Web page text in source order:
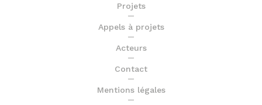
Projets
Appels à projets
Acteurs
Contact
Mentions légales